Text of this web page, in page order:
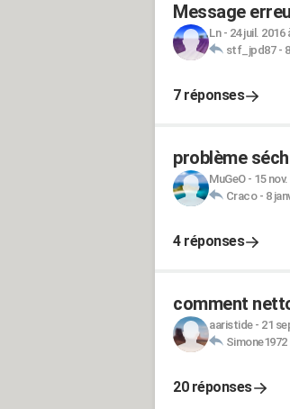
Message
Ln- 24 juil. 2016
stf_jpd87-
7 réponses
problème
MuGeO- 15
Craco- 8
4 réponses
comment
aaristide- 21
Simone1972
20 réponses